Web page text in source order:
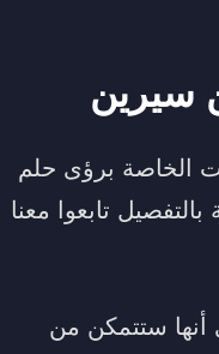
سيرين
الخاصة برؤى حلم
تابعوا معنا
أنها ستتمكن من